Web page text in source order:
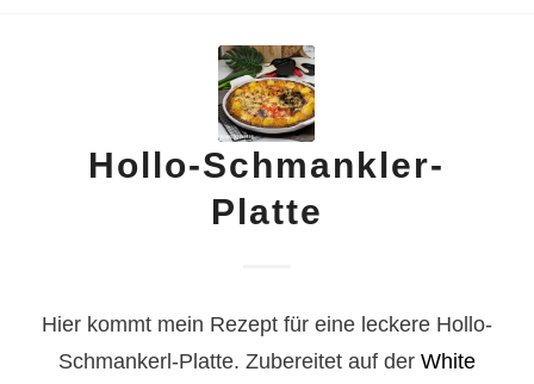
Hollo-Schmankler-
Platte
Hier kommt mein Rezept für eine leckere Hollo-
Schmankerl-Platte. Zubereitet auf der White